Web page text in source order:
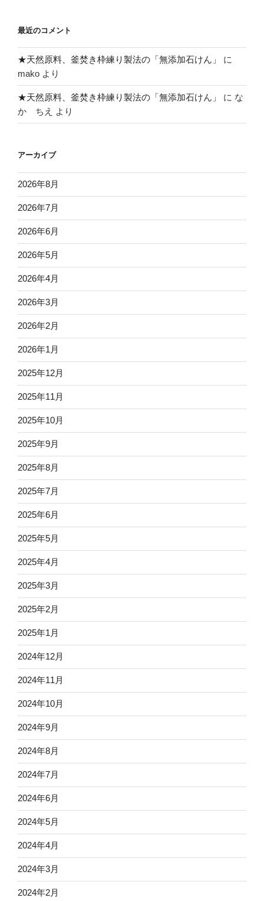
最近のコメント
★天然原料、釜焚き枠練り製法の「無添加石けん」
に
mako より
★天然原料、釜焚き枠練り製法の「無添加石けん」 に な
か ちえ
より
アーカイブ
2026年8月
2026年7月
2026年6月
2026年5月
2026年4月
2026年3月
2026年2月
2026年1月
2025年12月
2025年11月
2025年10月
2025年9月
2025年8月
2025年7月
2025年6月
2025年5月
2025年4月
2025年3月
2025年2月
2025年1月
2024年12月
2024年11月
2024年10月
2024年9月
2024年8月
2024年7月
2024年6月
2024年5月
2024年4月
2024年3月
2024年2月